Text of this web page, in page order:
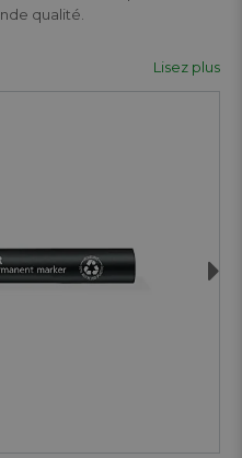
qualité.
Lisez plus